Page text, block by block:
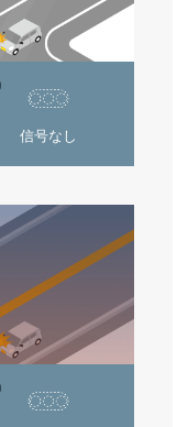
信号なし